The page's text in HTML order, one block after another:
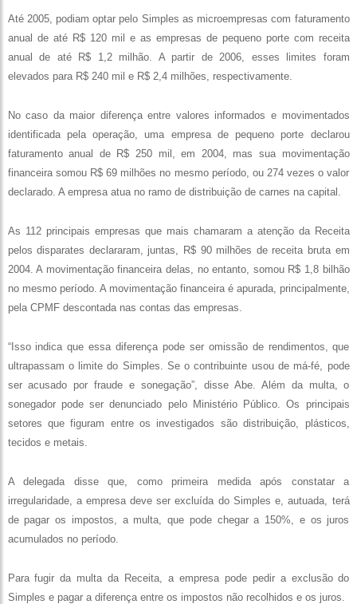
Até 2005, podiam optar pelo Simples as microempresas com faturamento
anual de até R$ 120 mil e as empresas de pequeno porte com receita
anual de até R$ 1,2 milhão. A partir de 2006, esses limites foram
elevados para R$ 240 mil e R$ 2,4 milhões, respectivamente.
No caso da maior diferença entre valores informados e movimentados
identificada pela operação, uma empresa de pequeno porte declarou
faturamento anual de R$ 250 mil, em 2004, mas sua movimentação
financeira somou R$ 69 milhões no mesmo período, ou 274 vezes o valor
declarado. A empresa atua no ramo de distribuição de carnes na capital.
As 112 principais empresas que mais chamaram a atenção da Receita
pelos disparates declararam, juntas, R$ 90 milhões de receita bruta em
2004. A movimentação financeira delas, no entanto, somou R$ 1,8 bilhão
no mesmo período. A movimentação financeira é apurada, principalmente,
pela CPMF descontada nas contas das empresas.
“Isso indica que essa diferença pode ser omissão de rendimentos, que
ultrapassam o limite do Simples. Se o contribuinte usou de má-fé, pode
ser acusado por fraude e sonegação”, disse Abe. Além da multa, o
sonegador pode ser denunciado pelo Ministério Público. Os principais
setores que figuram entre os investigados são distribuição, plásticos,
tecidos e metais.
A delegada disse que, como primeira medida após constatar a
irregularidade, a empresa deve ser excluída do Simples e, autuada, terá
de pagar os impostos, a multa, que pode chegar a 150%, e os juros
acumulados no período.
Para fugir da multa da Receita, a empresa pode pedir a exclusão do
Simples e pagar a diferença entre os impostos não recolhidos e os juros.